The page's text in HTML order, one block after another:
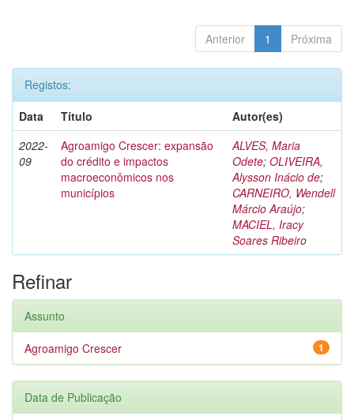
Anterior 1 Próxima
Registos:
Data
Título
Autor(es)
2022-
09
Agroamigo Crescer: expansão
do crédito e impactos
macroeconômicos nos
municípios
ALVES, Maria
Odete; OLIVEIRA,
Alysson Inácio de;
CARNEIRO, Wendell
Márcio Araújo;
MACIEL, Iracy
Soares Ribeiro
Refinar
Assunto
1
Agroamigo Crescer
Data de Publicação